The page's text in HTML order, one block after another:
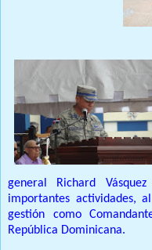
general Richard
importantes actividades,
gestión como
República Dominicana.